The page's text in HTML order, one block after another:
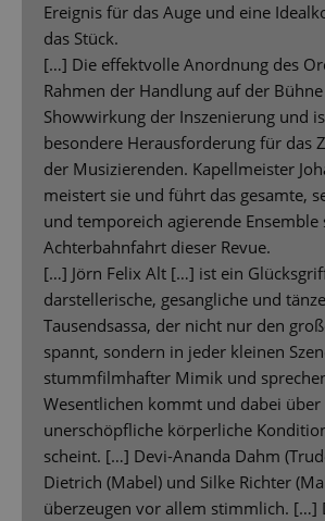
Ereignis für das Auge und eine
das Stück.
[…] Die effektvolle Anordnung des
Rahmen der Handlung auf der
Showwirkung der Inszenierung und
besondere Herausforderung für das
der Musizierenden. Kapellmeister
meistert sie und führt das gesamte,
und temporeich agierende
Achterbahnfahrt dieser Revue.
[…] Jörn Felix Alt […] ist ein
darstellerische, gesangliche und
Tausendsassa, der nicht nur den
spannt, sondern in jeder kleinen
stummfilmhafter Mimik und
Wesentlichen kommt und dabei über
unerschöpfliche körperliche
scheint. […] Devi-Ananda Dahm
Dietrich (Mabel) und Silke Richter
überzeugen vor allem stimmlich. […]